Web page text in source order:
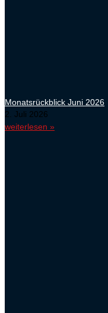
Monatsrückblick Juni 2026
2. Juli 2026
weiterlesen »